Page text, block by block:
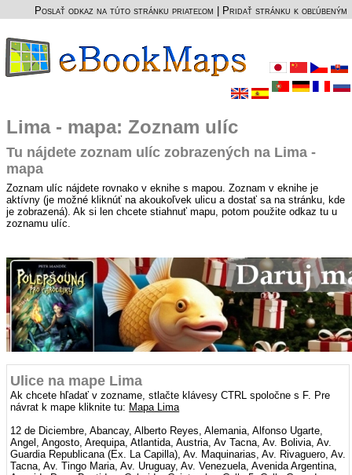
Poslať odkaz na túto stránku priateľom Pridať stránku k obľúbeným
Lima - mapa: Zoznam ulíc
Tu nájdete zoznam ulíc zobrazených na Lima -
mapa
Zoznam ulíc nájdete rovnako v eknihe s mapou. Zoznam v eknihe je
aktívny (je možné kliknúť na akoukoľvek ulicu a dostať sa na stránku, kde
je zobrazená). Ak si len chcete stiahnuť mapu, potom použite odkaz tu u
zoznamu ulíc.
Ulice na mape Lima
Ak chcete hľadať v zozname, stlačte klávesy CTRL spoločne s F. Pre
návrat k mape kliknite tu: Mapa Lima
12 de Diciembre, Abancay, Alberto Reyes, Alemania, Alfonso Ugarte,
Angel, Angosto, Arequipa, Atlantida, Austria, Av Tacna, Av. Bolivia, Av.
Guardia Republicana (Ex. La Capilla), Av. Maquinarias, Av. Rivaguero, Av.
Tacna, Av. Tingo Maria, Av. Uruguay, Av. Venezuela, Avenida Argentina,